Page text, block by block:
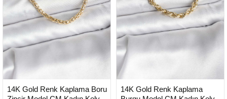
TESLİMAT
14K Gold Renk Kaplama Boru
TESLİMAT
14K Gold Renk Kaplama